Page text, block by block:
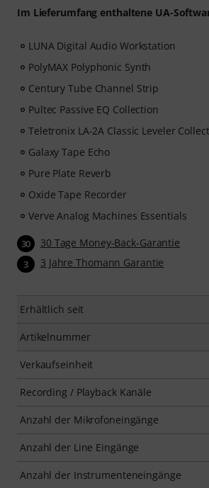
Im Lieferumfang enthaltene UA-
LUNA Digital Audio Workstation
PolyMAX Polyphonic Synth
Century Tube Channel Strip
Pultec Passive EQ Collection
Teletronix LA-2A Classic Leveler
Galaxy Tape Echo
Pure Plate Reverb
Oxide Tape Recorder
Verve Analog Machines Essentials
30 30 Tage Money-Back-Garantie
3 3 Jahre Thomann Garantie
Erhältlich seit
Artikelnummer
Verkaufseinheit
Recording / Playback Kanäle
Anzahl der Mikrofoneingänge
Anzahl der Line Eingänge
Anzahl der Instrumenteneingänge